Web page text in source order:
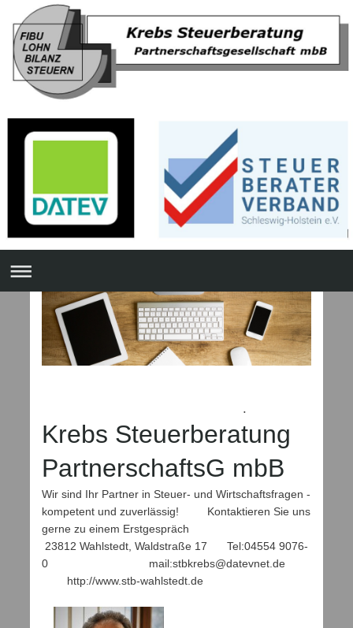
.
Krebs Steuerberatung
PartnerschaftsG mbB
Wir sind Ihr Partner in Steuer- und Wirtschaftsfragen -
kompetent und zuverlässig! Kontaktieren Sie uns
gerne zu einem Erstgespräch
23812 Wahlstedt, Waldstraße 17
Tel:04554 9076-
0 mail:stbkrebs@datevnet.de
http://www.stb-wahlstedt.de